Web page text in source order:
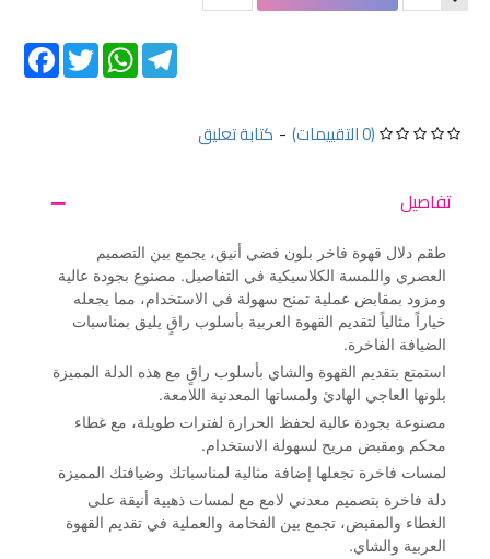
(0 التقييمات) - كتابة تعليق
Twitter
WhatsAppTelegram
تفاصيل
طقم دلال قهوة فاخر بلون فضي أنيق، يجمع بين التصميم
العصري واللمسة الكلاسيكية في التفاصيل. مصنوع بجودة عالية
ومزود بمقابض عملية تمنح سهولة في الاستخدام، مما يجعله
خياراً مثالياً لتقديم القهوة العربية بأسلوب راقٍ يليق بمناسبات
الضيافة الفاخرة.
استمتع بتقديم القهوة والشاي بأسلوب راقٍ مع هذه الدلة المميزة
بلونها العاجي الهادئ ولمساتها المعدنية اللامعة.
مصنوعة بجودة عالية لحفظ الحرارة لفترات طويلة، مع غطاء
محكم ومقبض مريح لسهولة الاستخدام.
لمسات فاخرة تجعلها إضافة مثالية لمناسباتك وضيافتك المميزة
دلة فاخرة بتصميم معدني لامع مع لمسات ذهبية أنيقة على
الغطاء والمقبض، تجمع بين الفخامة والعملية في تقديم القهوة
العربية والشاي.